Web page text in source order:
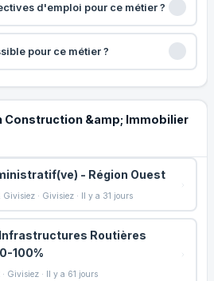
d'emploi pour ce métier ?
pour ce métier ?
Construction &amp; Immobilier
- Région Ouest
· Givisiez · Il y a 31 jours
Routières
100%
Givisiez · Il y a 61 jours